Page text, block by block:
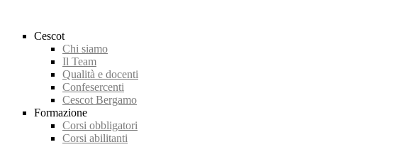
Cescot
Chi siamo
Il Team
Qualità e docenti
Confesercenti
Cescot Bergamo
Formazione
Corsi obbligatori
Corsi abilitanti